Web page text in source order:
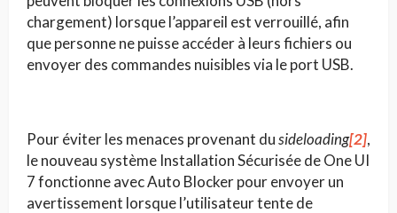
chargement) lorsque l’appareil est verrouillé, afin
que personne ne puisse accéder à leurs fichiers ou
envoyer des commandes nuisibles via le port USB.
Pour éviter les menaces provenant dusideloading[2],
le nouveau système Installation Sécurisée de One UI
7 fonctionne avec Auto Blocker pour envoyer un
avertissement lorsque l’utilisateur tente de